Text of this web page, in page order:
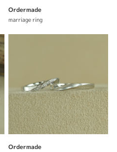
Ordermade
marriage ring
Ordermade